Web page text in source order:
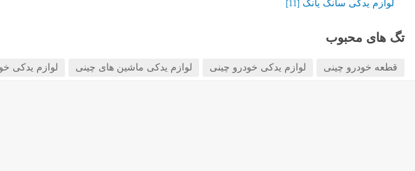
لوازم یدکی سانگ یانگ [11]
تگ های محبوب
قطعه خودرو چینی لوازم یدکی خودرو چینی لوازم یدکی ماشین های چینی لوازم یدکی